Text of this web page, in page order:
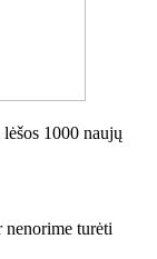
1000 naujų
turėti